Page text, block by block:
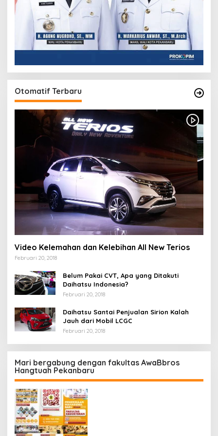
Otomatif Terbaru
Video Kelemahan dan Kelebihan All New Terios
Februari 20, 2018
Belum Pakai CVT, Apa yang Ditakuti
Daihatsu Indonesia?
Februari 20, 2018
Daihatsu Santai Penjualan Sirion Kalah
Jauh dari Mobil LCGC
Februari 20, 2018
Mari bergabung dengan fakultas AwaBbros
Hangtuah Pekanbaru